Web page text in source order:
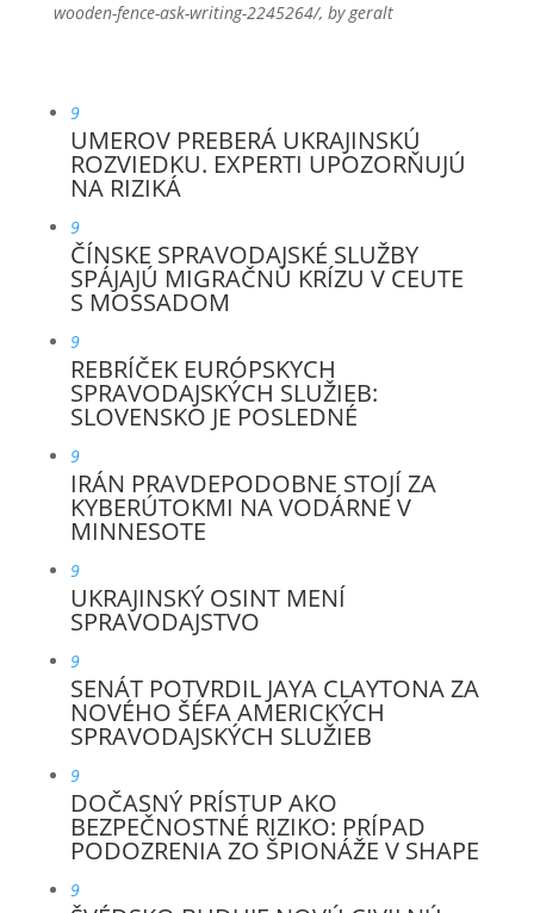
wooden-fence-ask-writing-2245264/, by geralt
9
UMEROV PREBERÁ UKRAJINSKÚ
ROZVIEDKU. EXPERTI UPOZORŇUJÚ
NA RIZIKÁ
9
ČÍNSKE SPRAVODAJSKÉ SLUŽBY
SPÁJAJÚ MIGRAČNÚ KRÍZU V CEUTE
S MOSSADOM
9
REBRÍČEK EURÓPSKYCH
SPRAVODAJSKÝCH SLUŽIEB:
SLOVENSKO JE POSLEDNÉ
9
IRÁN PRAVDEPODOBNE STOJÍ ZA
KYBERÚTOKMI NA VODÁRNE V
MINNESOTE
9
UKRAJINSKÝ OSINT MENÍ
SPRAVODAJSTVO
9
SENÁT POTVRDIL JAYA CLAYTONA ZA
NOVÉHO ŠÉFA AMERICKÝCH
SPRAVODAJSKÝCH SLUŽIEB
9
DOČASNÝ PRÍSTUP AKO
BEZPEČNOSTNÉ RIZIKO: PRÍPAD
PODOZRENIA ZO ŠPIONÁŽE V SHAPE
9